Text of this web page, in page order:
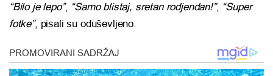
“Bilo je lepo”, “Samo blistaj, sretan rodjendan!”, “Super
fotke”, pisali su oduševljeno.